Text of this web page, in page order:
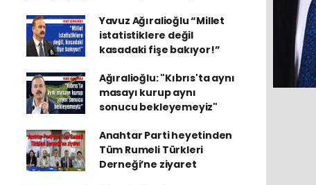
Yavuz Ağıralioğlu “Millet
istatistiklere değil
kasadaki fişe bakıyor!”
Ağıralioğlu: "Kıbrıs'ta aynı
masayı kurup aynı
sonucu bekleyemeyiz"
Anahtar Parti heyetinden
Tüm Rumeli Türkleri
Derneği’ne ziyaret